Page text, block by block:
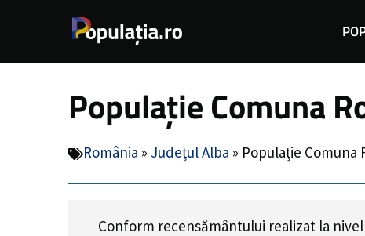
Populație Comuna
România » Județul Alba » Populație Comuna
Conform recensământului realizat la